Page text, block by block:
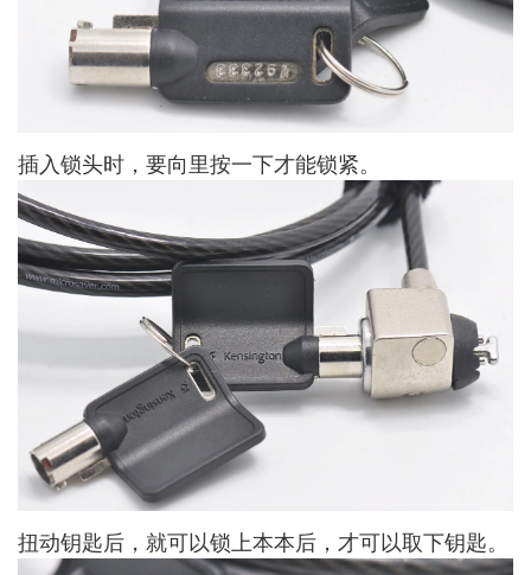
插入锁头时，要向里按一下才能锁紧。
扭动钥匙后，就可以锁上本本后，才可以取下钥匙。